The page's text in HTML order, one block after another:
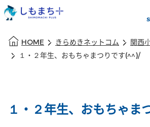
HOME きらめきネットコム
関西
１・２年生、おもちゃまつりです(^^)/
１・２年生、おもちゃま